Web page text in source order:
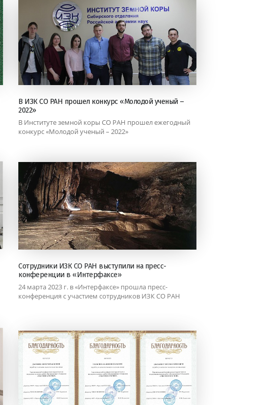
В ИЗК СО РАН прошел конкурс «Молодой ученый –
2022»
В Институте земной коры СО РАН прошел ежегодный
конкурс «Молодой ученый – 2022»
Сотрудники ИЗК СО РАН выступили на пресс-
конференции в «Интерфаксе»
24 марта 2023 г. в «Интерфаксе» прошла пресс-
конференция с участием сотрудников ИЗК СО РАН